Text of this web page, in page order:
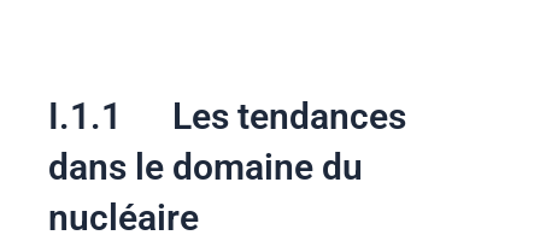
I.1.1 Les tendances
dans le domaine du
nucléaire